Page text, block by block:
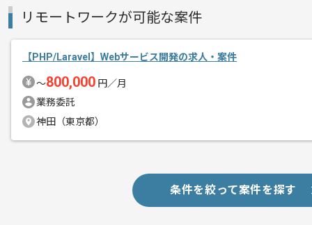
その他募集要項
商談回数
チームでの開発経験を活かしたい方、
リモートワークが可能な案件
【PHP/Laravel】Webサービス開発の求人・案件
〜800,000 円／月
業務委託
神田（東京都）
条件を絞って案件を探す